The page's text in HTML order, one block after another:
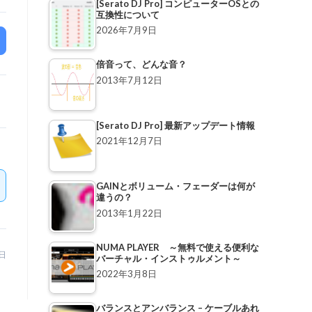
[Serato DJ Pro] コンピューターOSとの
互換性について
2026年7月9日
倍音って、どんな音？
2013年7月12日
[Serato DJ Pro] 最新アップデート情報
2021年12月7日
GAINとボリューム・フェーダーは何が
違うの？
2013年1月22日
NUMA PLAYER ～無料で使える便利な
バーチャル・インストゥルメント～
2022年3月8日
バランスとアンバランス – ケーブルあれ